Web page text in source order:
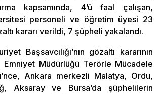
kapsamında, 4’ü faal çalışan,
personeli ve öğretim üyesi 23
kararı verildi, 7 şüpheli yakalandı.
Başsavcılığı’nın gözaltı kararının
Emniyet Müdürlüğü Terörle Mücadele
Ankara merkezli Malatya, Ordu,
Aksaray ve Bursa’da şüphelilerin